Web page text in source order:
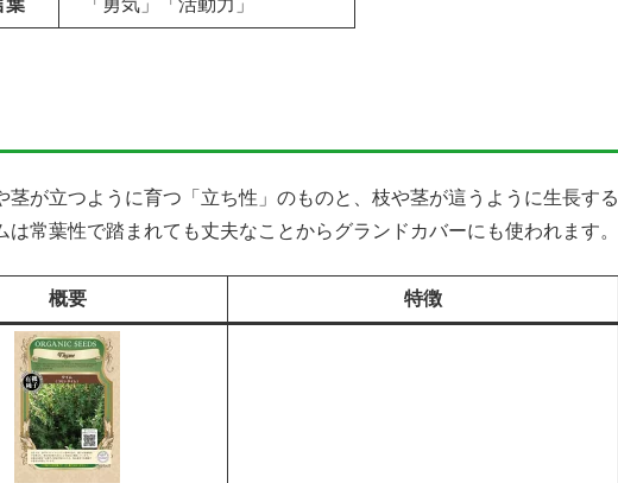
葉 「勇気」「活動力」
が立つように育つ「立ち性」のものと、枝や茎が這うように生長する
は常葉性で踏まれても丈夫なことからグランドカバーにも使われます。
概要 特徴